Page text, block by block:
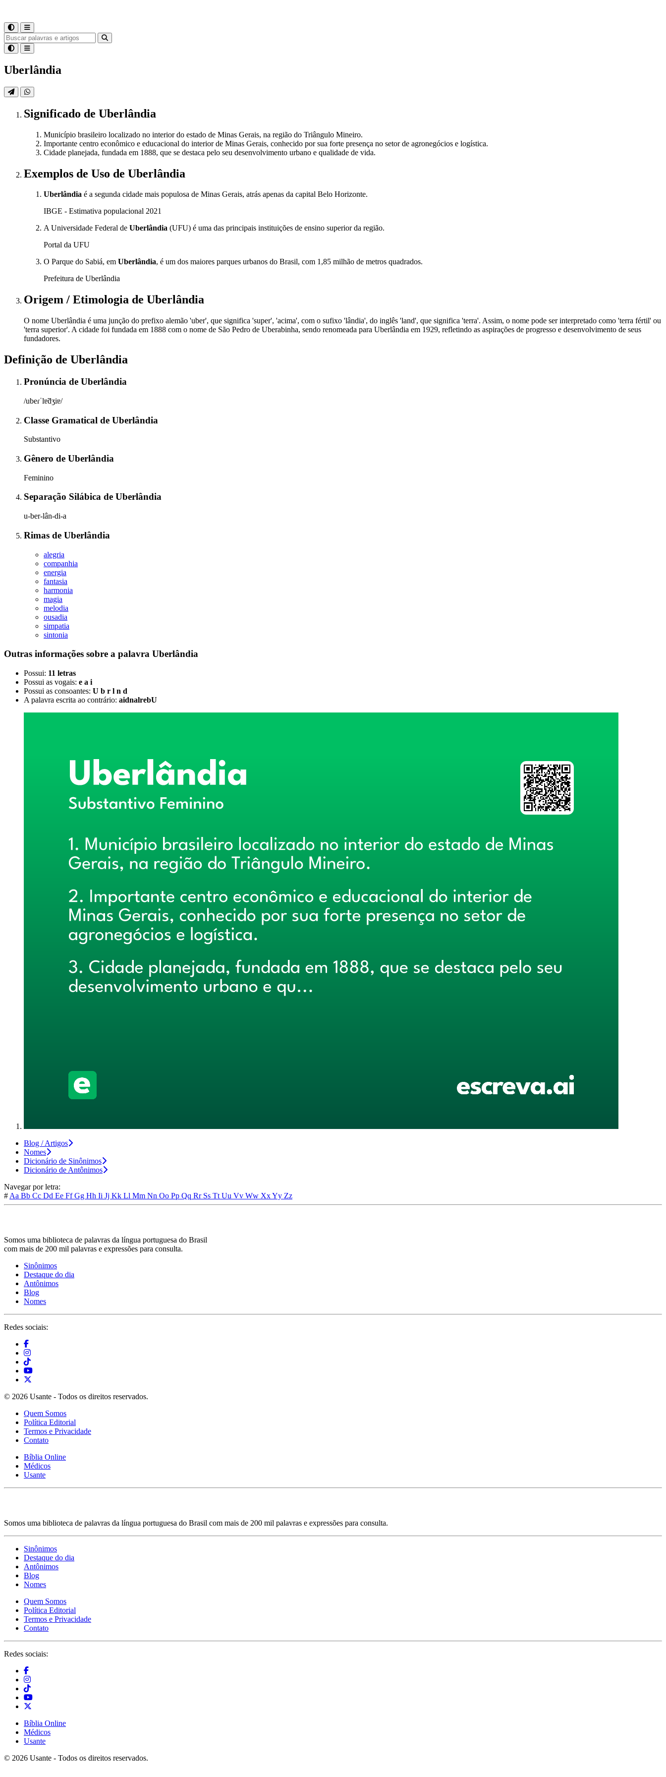
Uberlândia
Significado de Uberlândia
Município brasileiro localizado no interior do estado de Minas Gerais, na região do Triângulo Mineiro.
Importante centro econômico e educacional do interior de Minas Gerais, conhecido por sua forte presença no setor de agronegócios e logística.
Cidade planejada, fundada em 1888, que se destaca pelo seu desenvolvimento urbano e qualidade de vida.
Exemplos de Uso de Uberlândia
Uberlândia é a segunda cidade mais populosa de Minas Gerais, atrás apenas da capital Belo Horizonte.
IBGE - Estimativa populacional 2021
A Universidade Federal de Uberlândia (UFU) é uma das principais instituições de ensino superior da região.
Portal da UFU
O Parque do Sabiá, em Uberlândia, é um dos maiores parques urbanos do Brasil, com 1,85 milhão de metros quadrados.
Prefeitura de Uberlândia
Origem / Etimologia de Uberlândia
O nome Uberlândia é uma junção do prefixo alemão 'uber', que significa 'super', 'acima', com o sufixo 'lândia', do inglês 'land', que significa 'terra'. Assim, o nome pode ser interpretado como 'terra fértil' ou
'terra superior'. A cidade foi fundada em 1888 com o nome de São Pedro de Uberabinha, sendo renomeada para Uberlândia em 1929, refletindo as aspirações de progresso e desenvolvimento de seus
fundadores.
Definição de Uberlândia
Pronúncia de Uberlândia
/ubeɾˈlɐ̃dʒiɐ/
Classe Gramatical de Uberlândia
Substantivo
Gênero de Uberlândia
Feminino
Separação Silábica de Uberlândia
u-ber-lân-di-a
Rimas de Uberlândia
alegria
companhia
energia
fantasia
harmonia
magia
melodia
ousadia
simpatia
sintonia
Outras informações sobre a palavra Uberlândia
Possui: 11 letras
Possui as vogais: e a i
Possui as consoantes: U b r l n d
A palavra escrita ao contrário: aidnalrebU
Blog / Artigos
Nomes
Dicionário de Sinônimos
Dicionário de Antônimos
Navegar por letra:
# Aa Bb Cc Dd Ee FfGg Hh Ii Jj Kk Ll Mm Nn Oo Pp Qq Rr Ss Tt Uu Vv Ww XxYy Zz
Somos uma biblioteca de palavras da língua portuguesa do Brasil
com mais de 200 mil palavras e expressões para consulta.
Sinônimos
Destaque do dia
Antônimos
Blog
Nomes
Redes sociais:
© 2026 Usante - Todos os direitos reservados.
Quem Somos
Política Editorial
Termos e Privacidade
Contato
Bíblia Online
Médicos
Usante
Somos uma biblioteca de palavras da língua portuguesa do Brasil com mais de 200 mil palavras e expressões para consulta.
Sinônimos
Destaque do dia
Antônimos
Blog
Nomes
Quem Somos
Política Editorial
Termos e Privacidade
Contato
Redes sociais:
Bíblia Online
Médicos
Usante
© 2026 Usante - Todos os direitos reservados.